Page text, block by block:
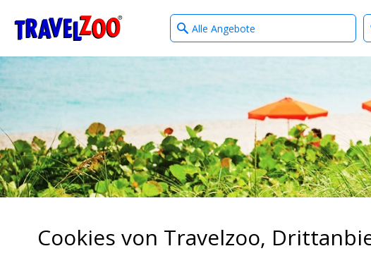
Travelzoo
What
type
Cookies von Travelzoo,